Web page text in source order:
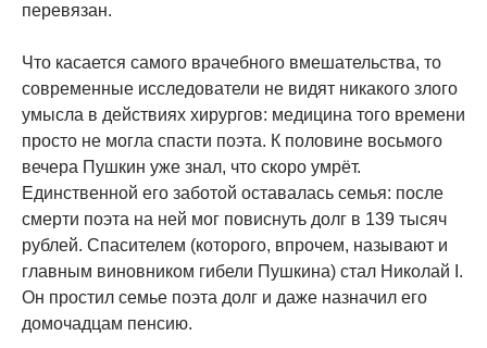
перевязан.
Что касается самого врачебного вмешательства, то
современные исследователи не видят никакого злого
умысла в действиях хирургов: медицина того времени
просто не могла спасти поэта. К половине восьмого
вечера Пушкин уже знал, что скоро умрёт.
Единственной его заботой оставалась семья: после
смерти поэта на ней мог повиснуть долг в 139 тысяч
рублей. Спасителем (которого, впрочем, называют и
главным виновником гибели Пушкина) стал Николай I.
Он простил семье поэта долг и даже назначил его
домочадцам пенсию.